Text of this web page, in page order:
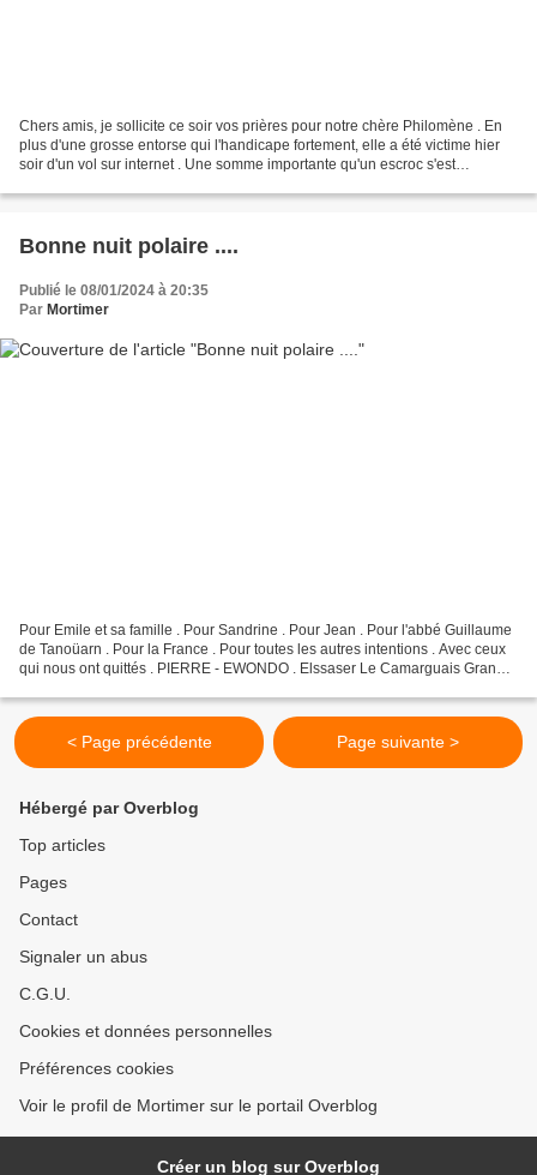
Chers amis, je sollicite ce soir vos prières pour notre chère Philomène . En
plus d'une grosse entorse qui l'handicape fortement, elle a été victime hier
soir d'un vol sur internet . Une somme importante qu'un escroc s'est
Bonne nuit polaire ....
Publié le 08/01/2024 à 20:35
Par Mortimer
Pour Emile et sa famille . Pour Sandrine . Pour Jean . Pour l'abbé Guillaume
de Tanoüarn . Pour la France . Pour toutes les autres intentions . Avec ceux
qui nous ont quittés . PIERRE - EWONDO . Elssaser Le Camarguais Granny
< Page précédente Page suivante >
Hébergé par Overblog
Top articles
Pages
Contact
Signaler un abus
C.G.U.
Cookies et données personnelles
Préférences cookies
Voir le profil de Mortimer sur le portail Overblog
Créer un blog sur Overblog